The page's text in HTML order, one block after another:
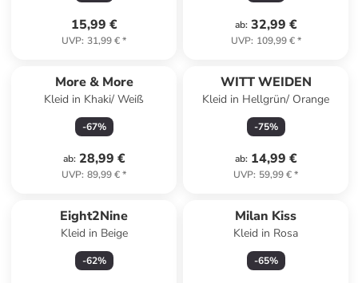
15,99 €
UVP: 31,99 €*
ab: 32,99 €
UVP: 109,99 €*
More & More
Kleid in Khaki/ Weiß
-67%
ab: 28,99 €
UVP: 89,99 €*
WITT WEIDEN
Kleid in Hellgrün/ Orange
-75%
ab: 14,99 €
UVP: 59,99 €*
Eight2Nine
Kleid in Beige
-62%
Milan Kiss
Kleid in Rosa
-65%